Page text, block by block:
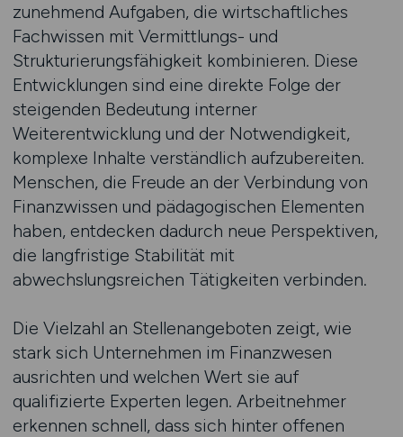
zunehmend Aufgaben, die wirtschaftliches
Fachwissen mit Vermittlungs- und
Strukturierungsfähigkeit kombinieren. Diese
Entwicklungen sind eine direkte Folge der
steigenden Bedeutung interner
Weiterentwicklung und der Notwendigkeit,
komplexe Inhalte verständlich aufzubereiten.
Menschen, die Freude an der Verbindung von
Finanzwissen und pädagogischen Elementen
haben, entdecken dadurch neue Perspektiven,
die langfristige Stabilität mit
abwechslungsreichen Tätigkeiten verbinden.
Die Vielzahl an Stellenangeboten zeigt, wie
stark sich Unternehmen im Finanzwesen
ausrichten und welchen Wert sie auf
qualifizierte Experten legen. Arbeitnehmer
erkennen schnell, dass sich hinter offenen